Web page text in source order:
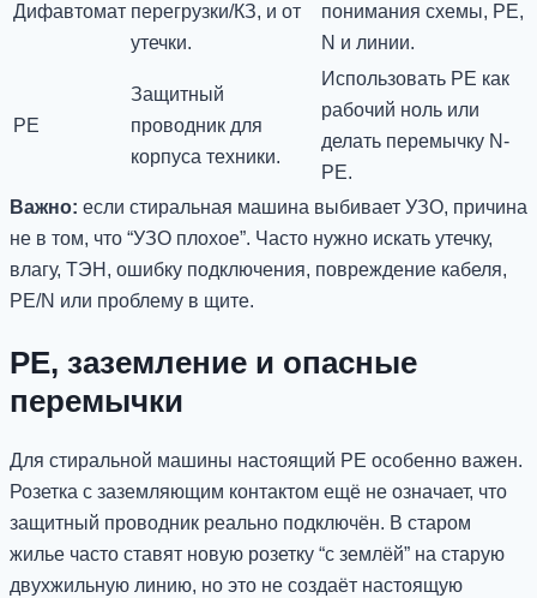
Дифавтомат перегрузки/КЗ, и от
утечки.
понимания схемы, PE,
N и линии.
PE
Защитный
проводник для
корпуса техники.
Использовать PE как
рабочий ноль или
делать перемычку N-
PE.
Важно: если стиральная машина выбивает УЗО, причина
не в том, что “УЗО плохое”. Часто нужно искать утечку,
влагу, ТЭН, ошибку подключения, повреждение кабеля,
PE/N или проблему в щите.
PE, заземление и опасные
перемычки
Для стиральной машины настоящий PE особенно важен.
Розетка с заземляющим контактом ещё не означает, что
защитный проводник реально подключён. В старом
жилье часто ставят новую розетку “с землёй” на старую
двухжильную линию, но это не создаёт настоящую